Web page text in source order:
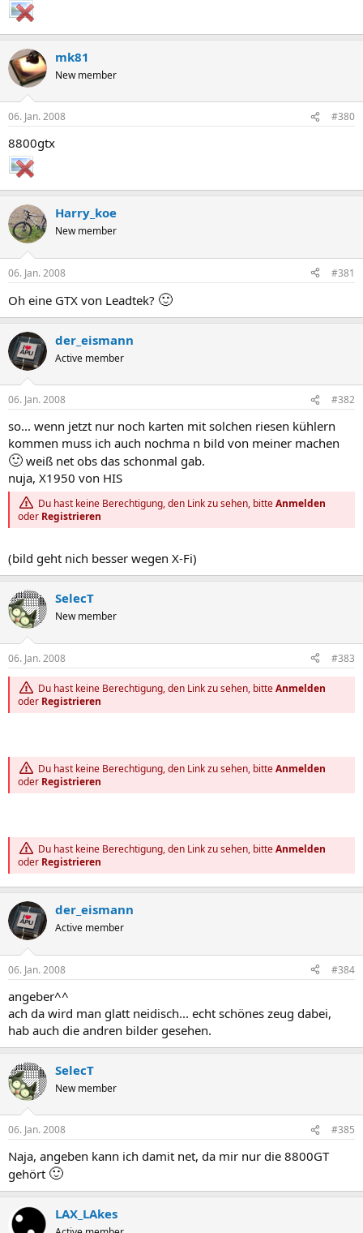
mk81
New member
06. Jan. 2008 #380
8800gtx
Harry_koe
New member
06. Jan. 2008 #381
Oh eine GTX von Leadtek? 🙂
der_eismann
Active member
06. Jan. 2008 #382
so... wenn jetzt nur noch karten mit solchen riesen kühlern
kommen muss ich auch nochma n bild von meiner machen
🙂 weiß net obs das schonmal gab.
nuja, X1950 von HIS
Du hast keine Berechtigung, den Link zu sehen, bitteAnmelden
oder Registrieren
(bild geht nich besser wegen X-Fi)
SelecT
New member
06. Jan. 2008 #383
Du hast keine Berechtigung, den Link zu sehen, bitteAnmelden
oder Registrieren
Du hast keine Berechtigung, den Link zu sehen, bitteAnmelden
oder Registrieren
Du hast keine Berechtigung, den Link zu sehen, bitteAnmelden
oder Registrieren
der_eismann
Active member
06. Jan. 2008 #384
angeber^^
ach da wird man glatt neidisch... echt schönes zeug dabei,
hab auch die andren bilder gesehen.
SelecT
New member
06. Jan. 2008 #385
Naja, angeben kann ich damit net, da mir nur die 8800GT
gehört 🙂
LAX_LAkes